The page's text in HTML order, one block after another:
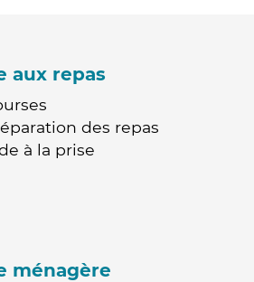
aux repas
des repas
à la prise
ménagère